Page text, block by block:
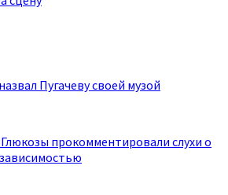
Пугачеву своей музой